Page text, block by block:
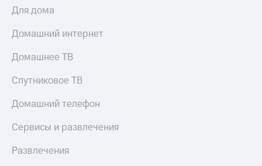
Для дома
Домашний интернет
Домашнее ТВ
Спутниковое ТВ
Домашний телефон
Сервисы и развлечения
Развлечения